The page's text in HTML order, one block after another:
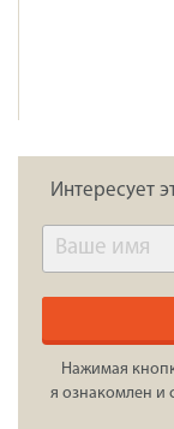
Интересует
Нажимая
я ознакомлен и